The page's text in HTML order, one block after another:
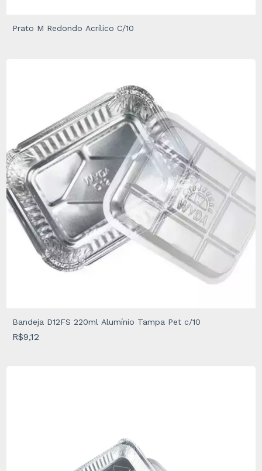
Prato M Redondo Acrílico C/10
Bandeja D12FS 220ml Alumínio Tampa Pet c/10
R$9,12